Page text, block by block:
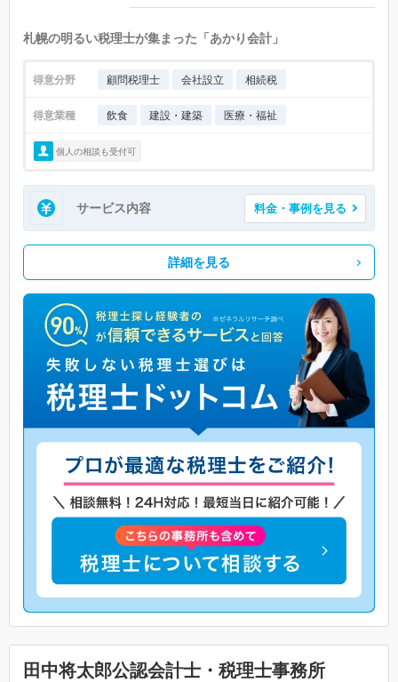
札幌の明るい税理士が集まった「あかり会計」
得意分野 顧問税理士 会社設立 相続税
得意業種 飲食 建設・建築 医療・福祉
個人の相談も受付可
サービス内容 料金・事例を見る
詳細を見る
田中将太郎公認会計士・税理士事務所